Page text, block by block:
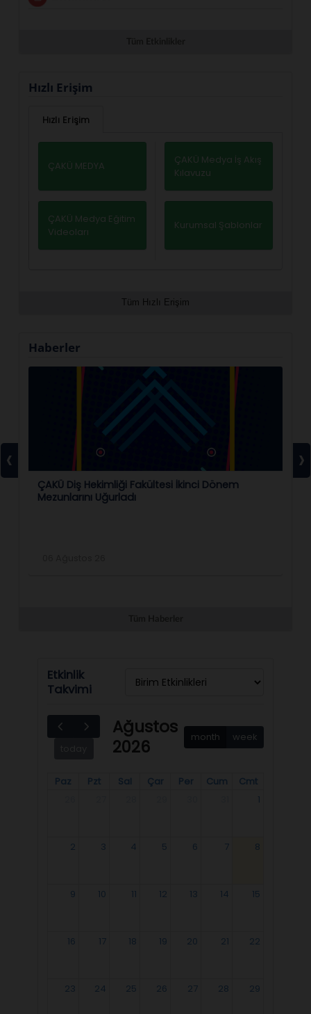
Hızlı Erişim
Hızlı Erişim
ÇAKÜ MEDYA
ÇAKÜ Medya İş Akış
Kılavuzu
ÇAKÜ Medya Eğitim
Videoları
Kurumsal Şablonlar
Tüm Hızlı Erişim
Haberler
ÇAKÜ Diş Hekimliği Fakültesi İkinci Dönem
Mezunlarını Uğurladı
‹ ›
Etkinlik
Takvimi
Ağustos
2026
month week
Paz Pzt Sal Çar Per Cum
Cmt
1
2 3 4 5 6 7 8
9 10 11 12 13 14 15
16 17 18 19 20 21 22
23 24 25 26 27 28 29